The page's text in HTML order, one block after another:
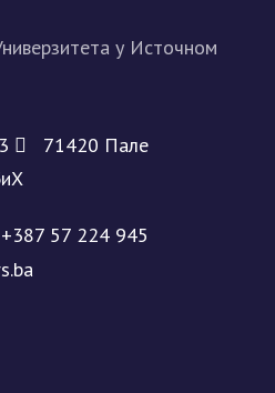
71420 Палe
+387 57 224 945